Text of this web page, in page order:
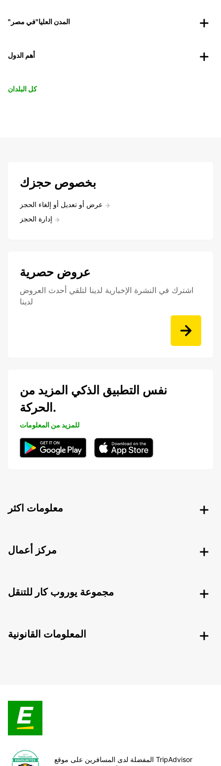
"المدن العليا"في مصر
أهم الدول
كل البلدان
بخصوص حجزك
عرض أو تعديل أو إلغاء الحجز
إدارة الحجز
عروض حصرية
اشترك في النشرة الإخبارية لدينا لتلقي أحدث العروض
لدينا
نفس التطبيق الذكي المزيد من
الحركة.
للمزيد من المعلومات
معلومات اكثر
مركز أعمال
مجموعة يوروب كار للتنقل
المعلومات القانونية
المفضلة لدى المسافرين على موقع TripAdvisor